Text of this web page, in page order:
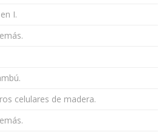
I.
celulares de madera.